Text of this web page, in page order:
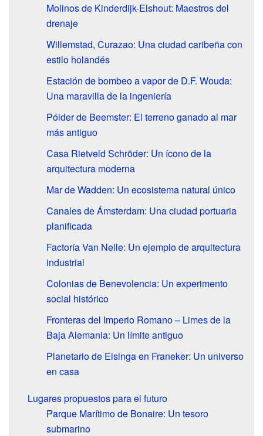
Molinos de Kinderdijk-Elshout: Maestros del
drenaje
Willemstad, Curazao: Una ciudad caribeña con
estilo holandés
Estación de bombeo a vapor de D.F. Wouda:
Una maravilla de la ingeniería
Pólder de Beemster: El terreno ganado al mar
más antiguo
Casa Rietveld Schröder: Un ícono de la
arquitectura moderna
Mar de Wadden: Un ecosistema natural único
Canales de Ámsterdam: Una ciudad portuaria
planificada
Factoría Van Nelle: Un ejemplo de arquitectura
industrial
Colonias de Benevolencia: Un experimento
social histórico
Fronteras del Imperio Romano – Limes de la
Baja Alemania: Un límite antiguo
Planetario de Eisinga en Franeker: Un universo
en casa
Lugares propuestos para el futuro
Parque Marítimo de Bonaire: Un tesoro
submarino